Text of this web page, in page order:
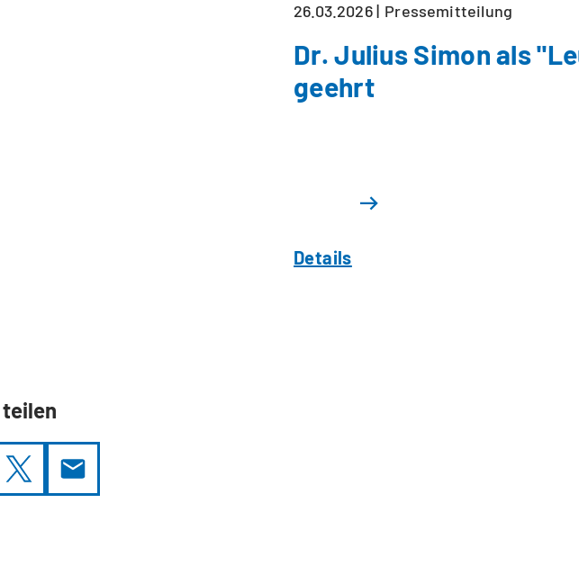
26.03.2026 Pressemitteilung
Dr. Julius Simon als
geehrt
Details